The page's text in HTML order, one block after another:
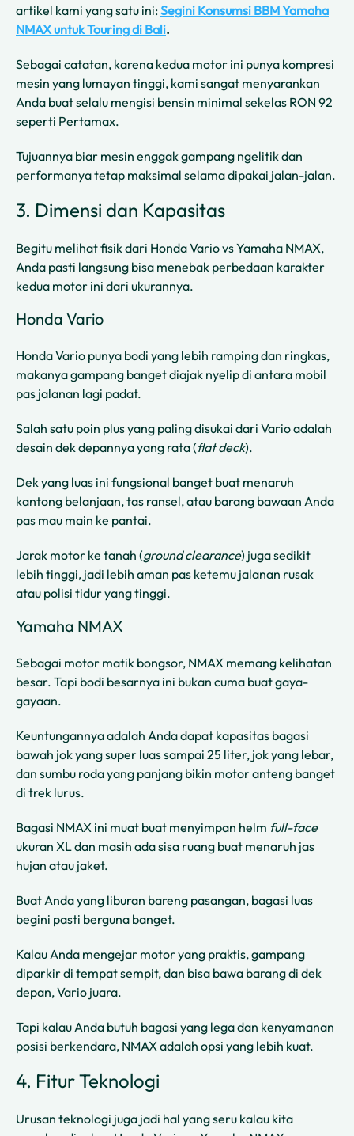
artikel kami yang satu ini:Segini Konsumsi BBM Yamaha
NMAX untuk Touring di Bali.
Sebagai catatan, karena kedua motor ini punya kompresi
mesin yang lumayan tinggi, kami sangat menyarankan
Anda buat selalu mengisi bensin minimal sekelas RON 92
seperti Pertamax.
Tujuannya biar mesin enggak gampang ngelitik dan
performanya tetap maksimal selama dipakai jalan-jalan.
3. Dimensi dan Kapasitas
Begitu melihat fisik dari Honda Vario vs Yamaha NMAX,
Anda pasti langsung bisa menebak perbedaan karakter
kedua motor ini dari ukurannya.
Honda Vario
Honda Vario punya bodi yang lebih ramping dan ringkas,
makanya gampang banget diajak nyelip di antara mobil
pas jalanan lagi padat.
Salah satu poin plus yang paling disukai dari Vario adalah
desain dek depannya yang rata (flat deck).
Dek yang luas ini fungsional banget buat menaruh
kantong belanjaan, tas ransel, atau barang bawaan Anda
pas mau main ke pantai.
Jarak motor ke tanah (ground clearance) juga sedikit
lebih tinggi, jadi lebih aman pas ketemu jalanan rusak
atau polisi tidur yang tinggi.
Yamaha NMAX
Sebagai motor matik bongsor, NMAX memang kelihatan
besar. Tapi bodi besarnya ini bukan cuma buat gaya-
gayaan.
Keuntungannya adalah Anda dapat kapasitas bagasi
bawah jok yang super luas sampai 25 liter, jok yang lebar,
dan sumbu roda yang panjang bikin motor anteng banget
di trek lurus.
Bagasi NMAX ini muat buat menyimpan helm full-face
ukuran XL dan masih ada sisa ruang buat menaruh jas
hujan atau jaket.
Buat Anda yang liburan bareng pasangan, bagasi luas
begini pasti berguna banget.
Kalau Anda mengejar motor yang praktis, gampang
diparkir di tempat sempit, dan bisa bawa barang di dek
depan, Vario juara.
Tapi kalau Anda butuh bagasi yang lega dan kenyamanan
posisi berkendara, NMAX adalah opsi yang lebih kuat.
4. Fitur Teknologi
Urusan teknologi juga jadi hal yang seru kalau kita